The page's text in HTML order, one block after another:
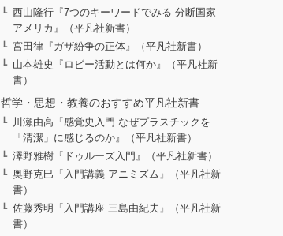
西山隆行『7つのキーワードでみる 分断国家
アメリカ』（平凡社新書）
宮田律『ガザ紛争の正体』（平凡社新書）
山本雄史『ロビー活動とは何か』（平凡社新
書）
哲学・思想・教養のおすすめ平凡社新書
川瀬由高『感覚史入門 なぜプラスチックを
「清潔」に感じるのか』（平凡社新書）
澤野雅樹『ドゥルーズ入門』（平凡社新書）
奥野克巳『入門講義 アニミズム』（平凡社新
書）
佐藤秀明『入門講座 三島由紀夫』（平凡社新
書）